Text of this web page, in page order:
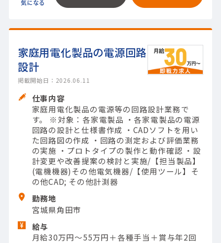
家庭用電化製品の電源回路
設計
掲載開始日：2026.06.11
仕事内容
家庭用電化製品の電源等の回路設計業務で
す。 ※対象：各家電製品 ・各家電製品の電源
回路の設計と仕様書作成 ・CADソフトを用い
た回路図の作成 ・回路の測定および評価業務
の実施 ・プロトタイプの製作と動作確認 ・設
計変更や改善提案の検討と実施/【担当製品】
(電機機器)その他電気機器/【使用ツール】そ
の他CAD; その他計測器
勤務地
宮城県角田市
給与
月給30万円～55万円＋各種手当＋賞与年2回